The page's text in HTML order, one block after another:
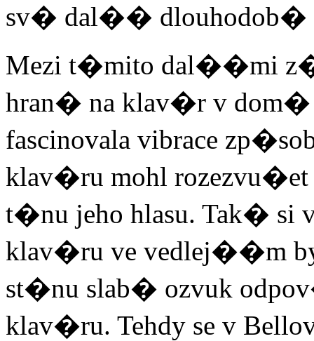
sv� dal��
Mezi t�mito dal��mi
hran� na klav�r v dom�
fascinovala vibrace
klav�ru mohl
t�nu jeho hlasu. Tak� si
klav�ru ve vedlej��m
st�nu slab� ozvuk
klav�ru. Tehdy se v